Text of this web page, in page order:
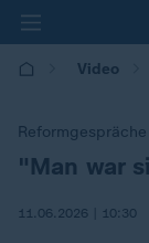
Video
:"Man war
11.06.2026 | 10:30